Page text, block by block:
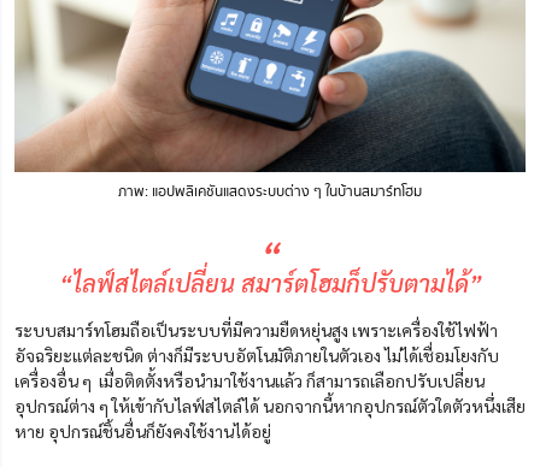
ภาพ: แอปพลิเคชันแสดงระบบต่าง ๆ ในบ้านสมาร์ทโฮม
“
“ไลฟ์สไตล์เปลี่ยน สมาร์ตโฮมก็ปรับตามได้”
ระบบสมาร์ทโฮมถือเป็นระบบที่มีความยืดหยุ่นสูง เพราะเครื่องใช้ไฟฟ้า
อัจฉริยะแต่ละชนิด ต่างก็มีระบบอัตโนมัติภายในตัวเอง ไม่ได้เชื่อมโยงกับ
เครื่องอื่น ๆ เมื่อติดตั้งหรือนำมาใช้งานแล้ว ก็สามารถเลือกปรับเปลี่ยน
อุปกรณ์ต่าง ๆ ให้เข้ากับไลฟ์สไตล์ได้ นอกจากนี้หากอุปกรณ์ตัวใดตัวหนึ่งเสีย
หาย อุปกรณ์ชิ้นอื่นก็ยังคงใช้งานได้อยู่